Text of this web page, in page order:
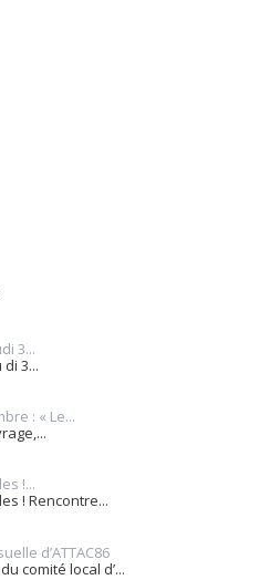
3...
3...
: « Le...
!...
! Rencontre...
d’ATTAC86
comité local d’...